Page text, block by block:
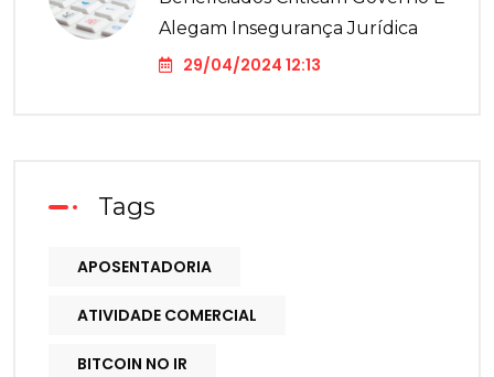
Alegam Insegurança Jurídica
29/04/2024 12:13
Tags
APOSENTADORIA
ATIVIDADE COMERCIAL
BITCOIN NO IR